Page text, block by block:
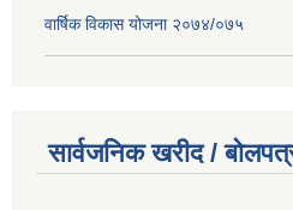
वार्षिक विकास योजना २०७४/०७५
सार्वजनिक खरीद /